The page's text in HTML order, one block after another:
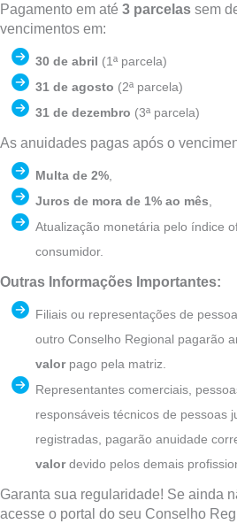
Pagamento em até 3 parcelas sem
vencimentos em:
30 de abril (1ª parcela)
31 de agosto (2ª parcela)
31 de dezembro (3ª parcela)
As anuidades pagas após o
Multa de 2%
Juros de mora de 1% ao mês
Atualização monetária pelo índice
consumidor.
Outras Informações Importantes:
Filiais ou representações de
outro Conselho Regional pagarão
valorpago pela matriz.
Representantes comerciais,
responsáveis técnicos de pessoas
registradas, pagarão anuidade
valordevido pelos demais
Garanta sua regularidade! Se ainda
acesse o portal do seu Conselho